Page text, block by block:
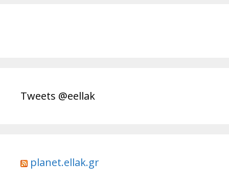
Tweets @eellak
planet.ellak.gr